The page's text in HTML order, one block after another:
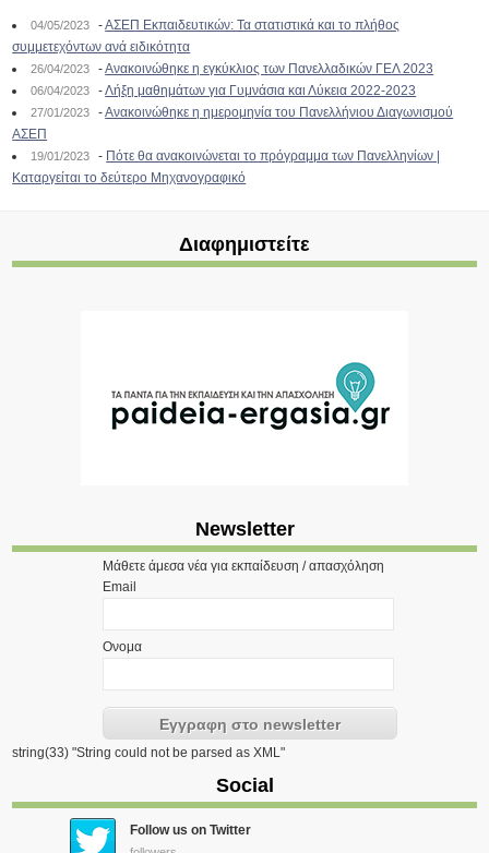
04/05/2023 -ΑΣΕΠ Εκπαιδευτικών: Τα στατιστικά και το πλήθος
συμμετεχόντων ανά ειδικότητα
26/04/2023 -Ανακοινώθηκε η εγκύκλιος των Πανελλαδικών ΓΕΛ 2023
06/04/2023 -Λήξη μαθημάτων για Γυμνάσια και Λύκεια 2022-2023
27/01/2023 -Ανακοινώθηκε η ημερομηνία του Πανελλήνιου Διαγωνισμού
ΑΣΕΠ
19/01/2023 - Πότε θα ανακοινώνεται το πρόγραμμα των Πανελληνίων |
Καταργείται το δεύτερο Μηχανογραφικό
Διαφημιστείτε
Newsletter
Μάθετε άμεσα νέα για εκπαίδευση / απασχόληση
Email
Ονομα
string(33) "String could not be parsed as XML"
Social
Follow us on Twitter